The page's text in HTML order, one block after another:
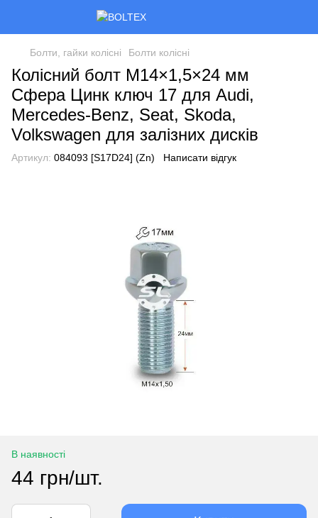
Болти, гайки колісні Болти колісні
Колісний болт M14×1,5×24 мм
Сфера Цинк ключ 17 для Audi,
Mercedes-Benz, Seat, Skoda,
Volkswagen для залізних дисків
Артикул: 084093 [S17D24] (Zn) Написати відгук
В наявності
44 грн/шт.